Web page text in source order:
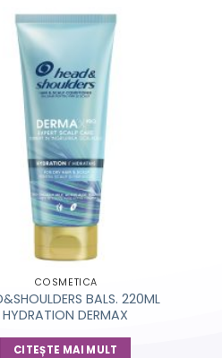
COSMETICA
BALS. 220ML
HYDRATION DERMAX
CITEȘTE MAI MULT